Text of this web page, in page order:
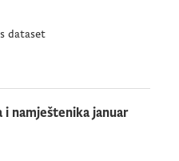
dataset
i namještenika januar